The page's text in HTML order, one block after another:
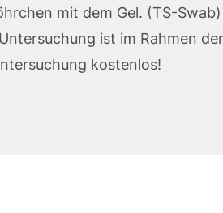
mit dem Gel. (TS-Swab)
ist im Rahmen
kostenlos!